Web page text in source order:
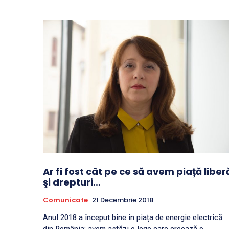
Ar fi fost cât pe ce să avem piață
şi drepturi…
Comunicate 21 Decembrie 2018
Anul 2018 a început bine în piața de energie electrică